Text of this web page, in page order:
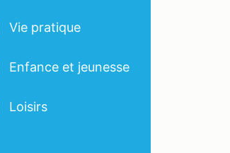
Vie pratique
Enfance et jeunesse
Loisirs